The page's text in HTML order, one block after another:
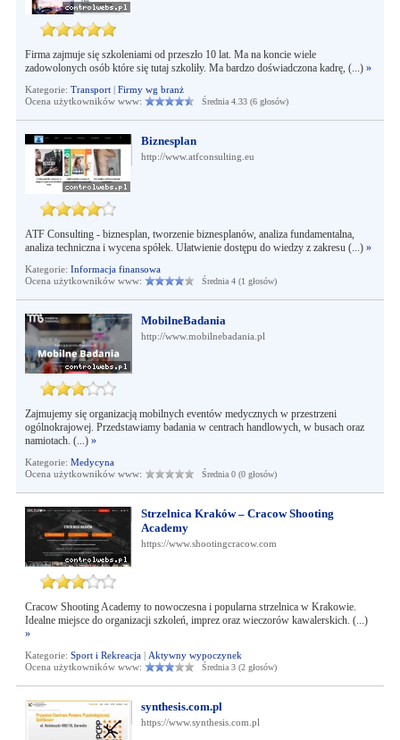
Firma zajmuje się szkoleniami od przeszło 10 lat. Ma na koncie wiele
zadowolonych osób które się tutaj szkoliły. Ma bardzo doświadczona kadrę, (...) »
Kategorie: Transport| Firmy wg branż
Ocena użytkowników www:
Średnia 4.33 (6 głosów)
Biznesplan
http://www.atfconsulting.eu
ATF Consulting - biznesplan, tworzenie biznesplanów, analiza fundamentalna,
analiza techniczna i wycena spółek. Ułatwienie dostępu do wiedzy z zakresu (...) »
Kategorie: Informacja finansowa
Ocena użytkowników www:
Średnia 4 (1 głosów)
MobilneBadania
http://www.mobilnebadania.pl
Zajmujemy się organizacją mobilnych eventów medycznych w przestrzeni
ogólnokrajowej. Przedstawiamy badania w centrach handlowych, w busach oraz
namiotach. (...) »
Kategorie: Medycyna
Ocena użytkowników www:
Średnia 0 (0 głosów)
Strzelnica Kraków – Cracow Shooting
Academy
https://www.shootingcracow.com
Cracow Shooting Academy to nowoczesna i popularna strzelnica w Krakowie.
Idealne miejsce do organizacji szkoleń, imprez oraz wieczorów kawalerskich. (...)
»
Kategorie: Sport i Rekreacja| Aktywny wypoczynek
Ocena użytkowników www:
Średnia 3 (2 głosów)
synthesis.com.pl
https://www.synthesis.com.pl